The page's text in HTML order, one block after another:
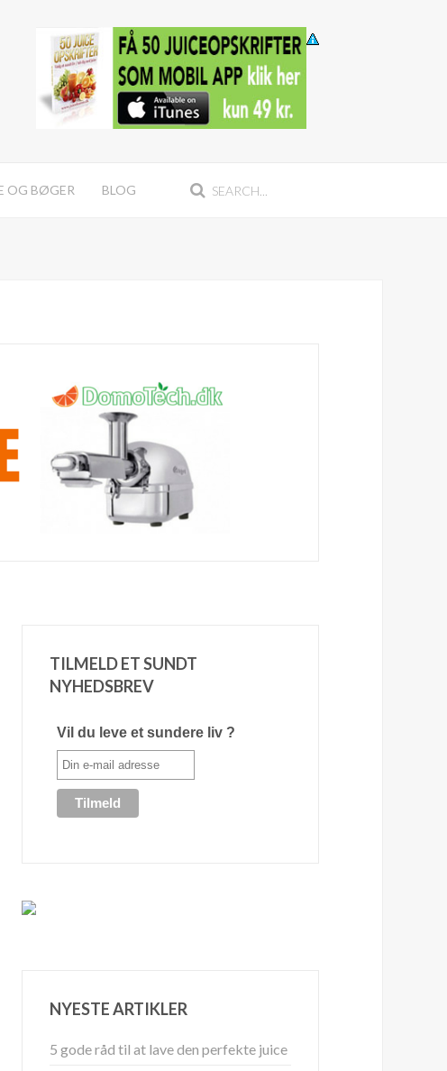
OG BØGER BLOG
TILMELD ET SUNDT
NYHEDSBREV
Vil du leve et sundere liv ?
NYESTE ARTIKLER
5 gode råd til at lave den perfekte juice